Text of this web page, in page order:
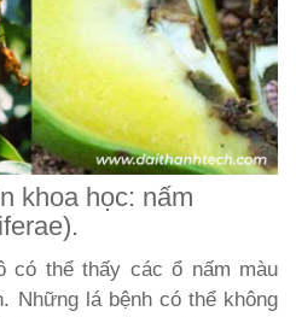
khoa học: nấm
có thể thấy các ổ nấm màu
Những lá bệnh có thể không